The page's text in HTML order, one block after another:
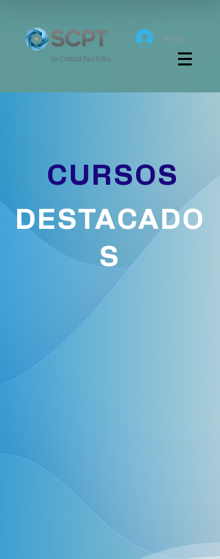
San Cristóbal Para Todos
Iniciar sesión
CURSOS
DESTACADO
S